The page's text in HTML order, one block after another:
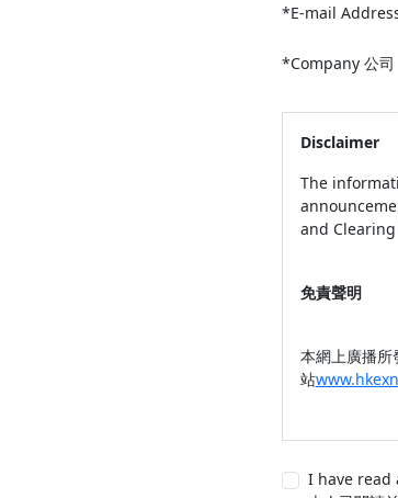
*E-mail
*Company 公司
Disclaimer
The
and
免責聲明
本網上廣播所
站
Personal
I have read